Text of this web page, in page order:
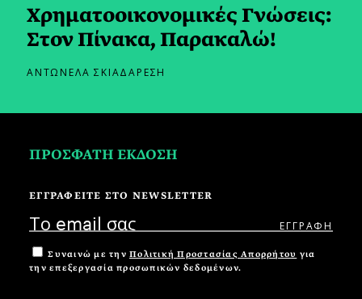
Χρηματοοικονομικές Γνώσεις:
Στον Πίνακα, Παρακαλώ!
ΑΝΤΩΝΕΛΑ ΣΚΙΑΔΑΡΕΣΗ
ΠΡΟΣΦΑΤΗ ΕΚΔΟΣΗ
ΕΓΓΡΑΦΕΙΤΕ ΣΤΟ NEWSLETTER
Συναινώ με την Πολιτική Προστασίας Απορρήτου για
την επεξεργασία προσωπικών δεδομένων.